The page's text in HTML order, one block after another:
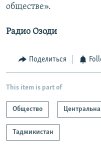
обществе».
Радио Озоди
Поделиться
This item is part of
Общество
Таджикистан